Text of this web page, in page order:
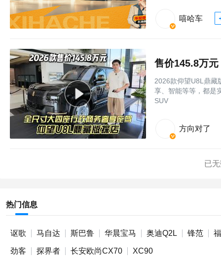
嘻哈车
2026款仰望U8L鼎藏
享、智能等等，都是
SUV
方向对了
已
热门信息
讴歌 马自达 斯巴鲁 华晨宝马 奥迪Q2L 锋范
劲客 探界者 长安欧尚CX70 XC90